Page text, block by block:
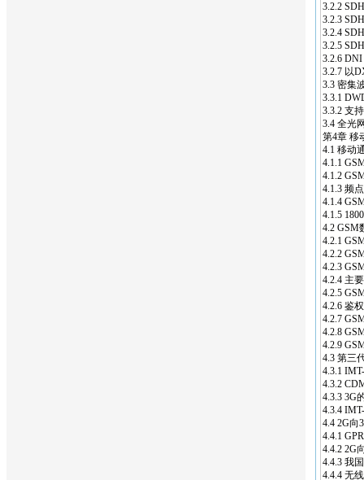
3.2.2
3.2.3
3.2.4
3.2.5
3.2.6
3.2.7 以
3.3 密集
3.3.1
3.3.2 支
3.4 全光
第4章 移
4.1 移动
4.1.1
4.1.2
4.1.3 频
4.1.4
4.1.5
4.2 GSM
4.2.1
4.2.2
4.2.3
4.2.4 主
4.2.5
4.2.6 鉴
4.2.7
4.2.8
4.2.9
4.3 第三
4.3.1
4.3.2
4.3.3 3G
4.3.4
4.4 2G向
4.4.1
4.4.2 2G
4.4.3 我
4.4.4 无